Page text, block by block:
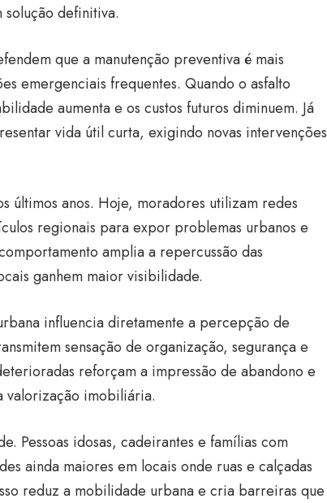
definitiva.
que a manutenção preventiva é mais
emergenciais frequentes. Quando o asfalto
aumenta e os custos futuros diminuem. Já
vida útil curta, exigindo novas intervenções
últimos anos. Hoje, moradores utilizam redes
regionais para expor problemas urbanos e
amplia a repercussão das
ganhem maior visibilidade.
influencia diretamente a percepção de
sensação de organização, segurança e
reforçam a impressão de abandono e
valorização imobiliária.
Pessoas idosas, cadeirantes e famílias com
ainda maiores em locais onde ruas e calçadas
reduz a mobilidade urbana e cria barreiras que